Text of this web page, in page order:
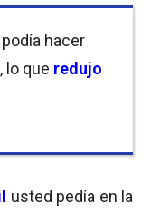
hacer
, lo que redujo
usted pedía en la